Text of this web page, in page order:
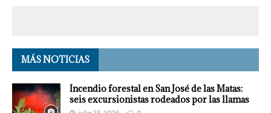
MÁS NOTICIAS
Incendio forestal en San José de las Matas:
seis excursionistas rodeados por las llamas